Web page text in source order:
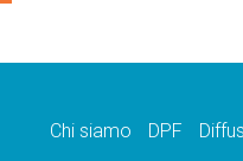
Chi siamo DPF